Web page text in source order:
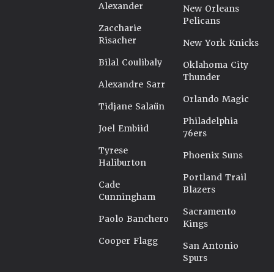
Alexander
Zaccharie
Risacher
Bilal Coulibaly
Alexandre Sarr
Tidjane Salaün
Joel Embiid
Tyrese
Haliburton
Cade
Cunningham
Paolo Banchero
Cooper Flagg
New Orleans
Pelicans
New York Knicks
Oklahoma City
Thunder
Orlando Magic
Philadelphia
76ers
Phoenix Suns
Portland Trail
Blazers
Sacramento
Kings
San Antonio
Spurs